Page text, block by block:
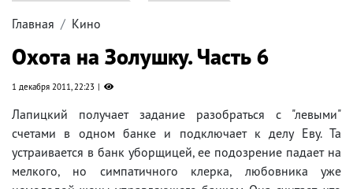
Главная Кино
Охота на Золушку. Часть 6
1 декабря 2011, 22:23
Лапицкий получает задание разобраться с "левыми"
счетами в одном банке и подключает к делу Еву. Та
устраивается в банк уборщицей, ее подозрение падает на
мелкого, но симпатичного клерка, любовника уже